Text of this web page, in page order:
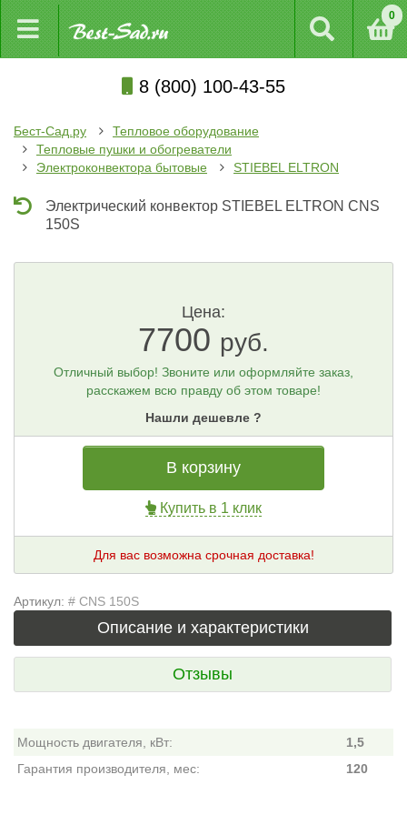
0
8 (800) 100-43-55
Бест-Сад.ру
Тепловое оборудование
Тепловые пушки и обогреватели
Электроконвектора бытовые
STIEBEL ELTRON
Электрический конвектор STIEBEL ELTRON CNS
150S
Цена:
7700 руб.
Отличный выбор! Звоните или оформляйте заказ,
расскажем всю правду об этом товаре!
Нашли дешевле ?
В корзину
Купить в 1 клик
Для вас возможна срочная доставка!
Артикул: # CNS 150S
Описание и характеристики
Отзывы
Мощность двигателя, кВт:
1,5
Гарантия производителя, мес:
120